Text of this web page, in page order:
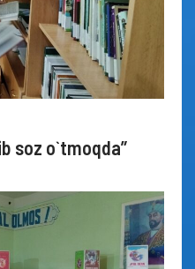
soz o`tmoqda”